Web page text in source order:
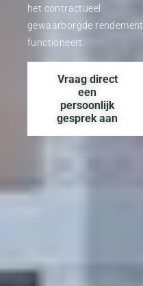
het contractueel
gewaarborgde rendement
functioneert
Vraag direct
een
persoonlijk
gesprek aan